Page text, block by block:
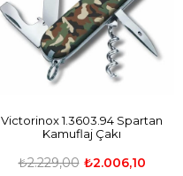
Victorinox 1.3603.94 Spartan
Kamuflaj Çakı
₺2.006,10
₺2.229,00